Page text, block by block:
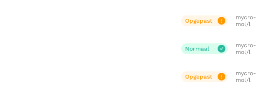
Opgepast
mycro-
mol/l
Normaal
mycro-
mol/l
Opgepast
mycro-
mol/l